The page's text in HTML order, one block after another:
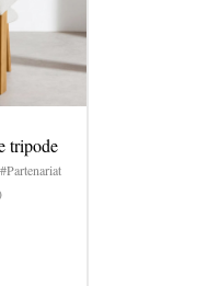
tripode